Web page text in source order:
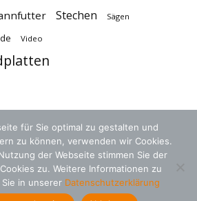
Stechen Sägen
Video
Datenschutz Kontakt
für Sie optimal zu gestalten und
zu können, verwenden wir Cookies.
der Webseite stimmen Sie der
zu. Weitere Informationen zu
in unserer Datenschutzerklärung